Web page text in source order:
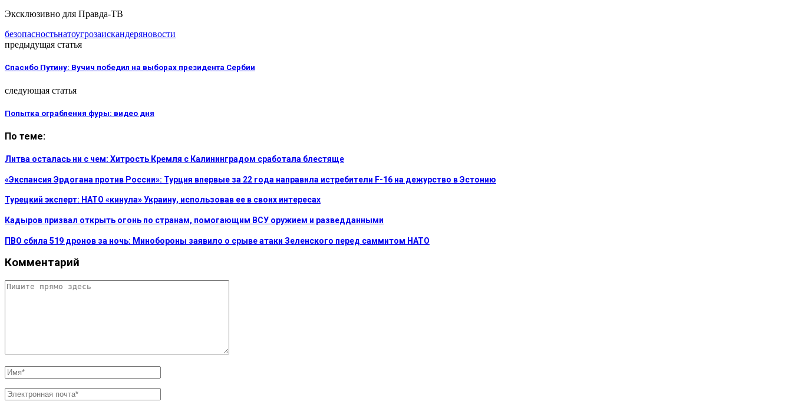
Эксклюзивно для Правда-ТВ
безопасностьнатоугрозаискандеряновости
предыдущая статья
Спасибо Путину: Вучич победил на выборах президента Сербии
следующая статья
Попытка ограбления фуры: видео дня
По теме:
Литва осталась ни с чем: Хитрость Кремля с Калининградом сработала блестяще
«Экспансия Эрдогана против России»: Турция впервые за 22 года направила истребители F-16 на дежурство в Эстонию
Турецкий эксперт: НАТО «кинула» Украину, использовав ее в своих интересах
Кадыров призвал открыть огонь по странам, помогающим ВСУ оружием и разведданными
ПВО сбила 519 дронов за ночь: Минобороны заявило о срыве атаки Зеленского перед саммитом НАТО
Комментарий